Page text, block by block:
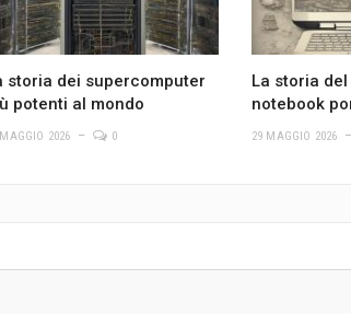
storia dei supercomputer
potenti al mondo
2026 0
La storia
notebook
29 MAGGIO 2026